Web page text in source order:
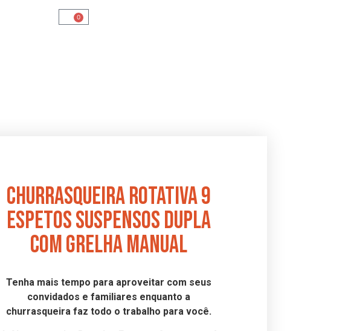
0
Churrasqueira Rotativa 9
Espetos Suspensos Dupla
Com Grelha Manual
Tenha mais tempo para aproveitar com seus
convidados e familiares enquanto a
churrasqueira faz todo o trabalho para você.